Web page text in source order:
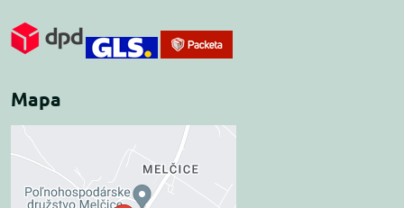
Mapa
Externý obsah je
blokovaný Voľbami